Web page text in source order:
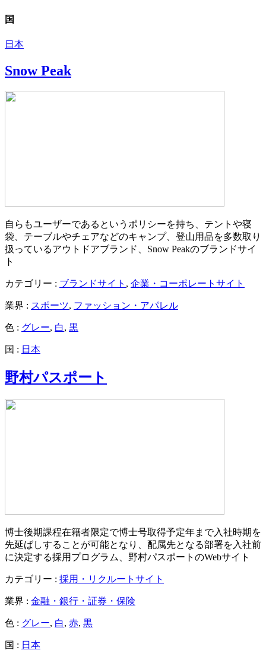
国
日本
Snow Peak
自らもユーザーであるというポリシーを持ち、テントや寝
袋、テーブルやチェアなどのキャンプ、登山用品を多数取り
扱っているアウトドアブランド、Snow Peakのブランドサイ
ト
カテゴリー : ブランドサイト , 企業・コーポレートサイト
業界 : スポーツ, ファッション・アパレル
色 : グレー, 白, 黒
国 : 日本
野村パスポート
博士後期課程在籍者限定で博士号取得予定年まで入社時期を
先延ばしすることが可能となり、配属先となる部署を入社前
に決定する採用プログラム、野村パスポートのWebサイト
カテゴリー : 採用・リクルートサイト
業界 : 金融・銀行・証券・保険
色 : グレー, 白, 赤, 黒
国 : 日本